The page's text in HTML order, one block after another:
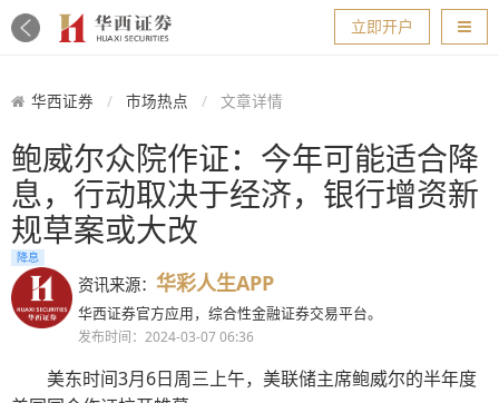
导航
立即开户
华西证券 市场热点 文章详情
鲍威尔众院作证：今年可能适合降
息，行动取决于经济，银行增资新
规草案或大改
降息
资讯来源： 华彩人生APP
华西证券官方应用，综合性金融证券交易平台。
发布时间：2024-03-07 06:36
美东时间3月6日周三上午，美联储主席鲍威尔的半年度